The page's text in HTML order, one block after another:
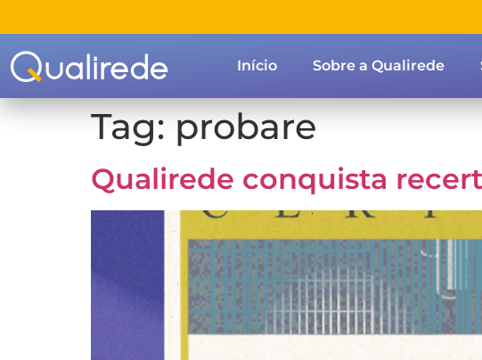
Início Sobre a Qualirede
Tag:probare
Qualirede conquista